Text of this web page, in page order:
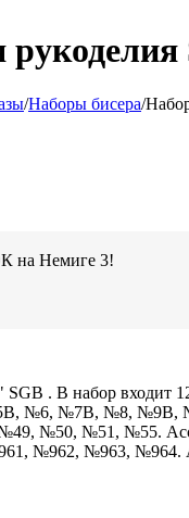
/Наборы бисера/
на Немиге 3!
. В набор входит
№6, №7В, №8, №9В,
№50, №51, №55.
№962, №963, №964.